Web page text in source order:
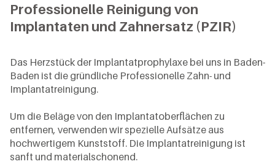
Professionelle Reinigung von
Implantaten und Zahnersatz (PZIR)
Das Herzstück der Implantatprophylaxe bei uns in Baden-
Baden ist die gründliche Professionelle Zahn- und
Implantatreinigung.
Um die Beläge von den Implantatoberflächen zu
entfernen, verwenden wir spezielle Aufsätze aus
hochwertigem Kunststoff. Die Implantatreinigung ist
sanft und materialschonend.